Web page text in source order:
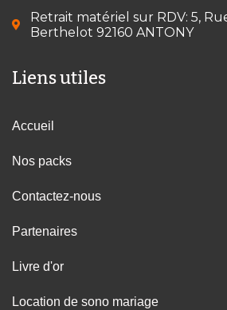
Retrait matériel sur RDV: 5,
Berthelot 92160 ANTONY
Liens utiles
Accueil
Nos packs
Contactez-nous
Partenaires
Livre d'or
Location de sono mariage